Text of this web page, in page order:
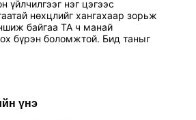
үйлчилгээг нэг цэгээс
нөхцлийг хангахаар зорьж
байгаа ТА ч манай
бүрэн боломжтой. Бид таныг
үнэ